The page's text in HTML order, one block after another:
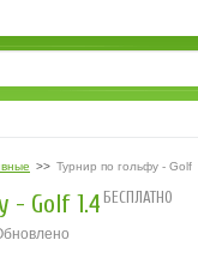
>> Турнир по гольфу - Golf
- Golf 1.4 БЕСПЛАТНО